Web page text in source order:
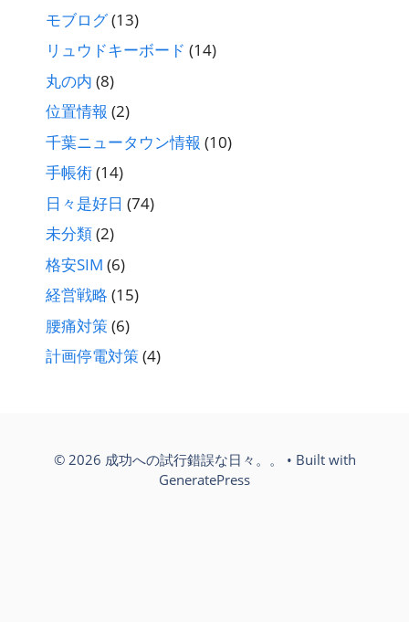
モブログ(13)
リュウドキーボード (14)
丸の内 (8)
位置情報 (2)
千葉ニュータウン情報 (10)
手帳術(14)
日々是好日 (74)
未分類(2)
格安SIM (6)
経営戦略 (15)
腰痛対策 (6)
計画停電対策 (4)
© 2026 成功への試行錯誤な日々。。
• Built with
GeneratePress